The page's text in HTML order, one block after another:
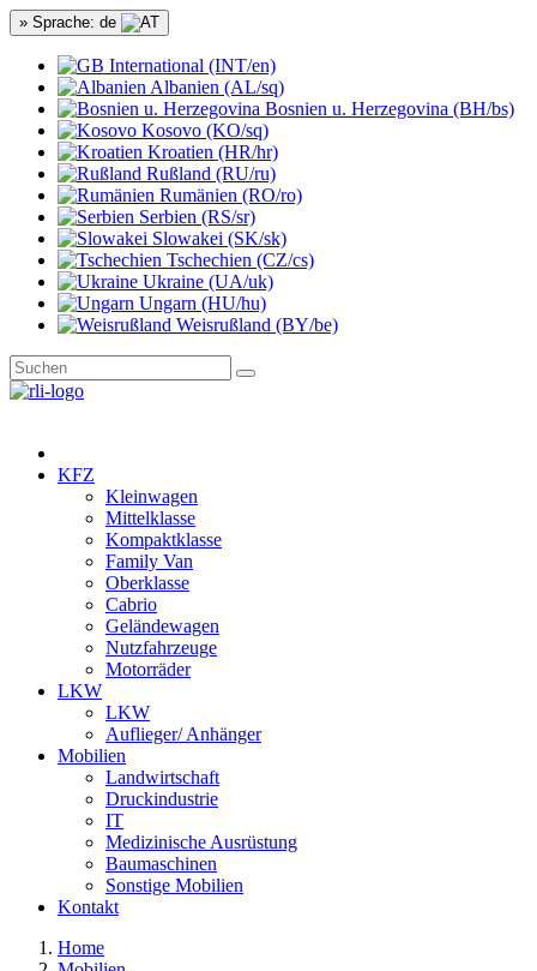
» Sprache: de
International (INT/en)
Albanien (AL/sq)
Bosnien u. Herzegovina (BH/bs)
Kosovo (KO/sq)
Kroatien (HR/hr)
Rußland (RU/ru)
Rumänien (RO/ro)
Serbien (RS/sr)
Slowakei (SK/sk)
Tschechien (CZ/cs)
Ukraine (UA/uk)
Ungarn (HU/hu)
Weisrußland (BY/be)
KFZ
Kleinwagen
Mittelklasse
Kompaktklasse
Family Van
Oberklasse
Cabrio
Geländewagen
Nutzfahrzeuge
Motorräder
LKW
LKW
Auflieger/ Anhänger
Mobilien
Landwirtschaft
Druckindustrie
IT
Medizinische Ausrüstung
Baumaschinen
Sonstige Mobilien
Kontakt
Home